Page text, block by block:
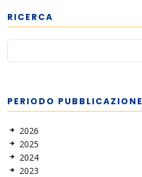
RICERCA
PERIODO PUBBLICAZIONE
2026
2025
2024
2023